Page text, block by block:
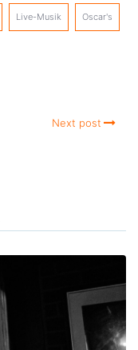
Live-Musik Oscar's
Next post